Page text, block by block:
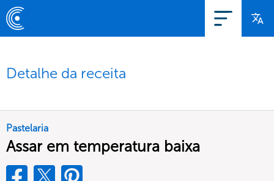
Detalhe da receita
Pastelaria
Assar em temperatura baixa